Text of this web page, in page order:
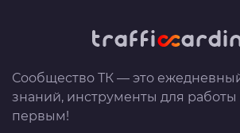
Сообщество ТК — это
знаний, инструменты для
первым!